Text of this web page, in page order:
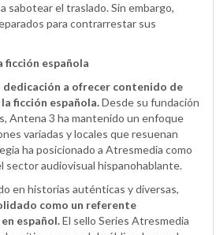
sabotear el traslado. Sin embargo,
para contrarrestar sus
ficción española
a ofrecer contenido de
ficción española.Desde su fundación
Antena 3 ha mantenido un enfoque
variadas y locales que resuenan
ha posicionado a Atresmedia como
sector audiovisual hispanohablante.
en historias auténticas y diversas,
como un referente
español.El sello Series Atresmedia